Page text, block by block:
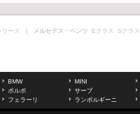
リーズ ｜ メルセデス・ベンツ Eクラス Sクラス
BMW
MINI
ボルボ
サーブ
フェラーリ ランボルギーニ